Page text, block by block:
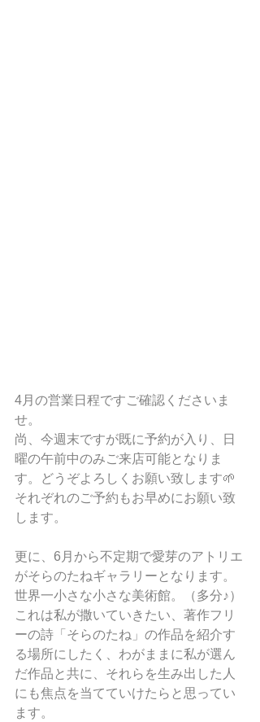
4月の営業日程ですご確認くださいま
せ。
尚、今週末ですが既に予約が入り、日
曜の午前中のみご来店可能となりま
す。どうぞよろしくお願い致します🌱
それぞれのご予約もお早めにお願い致
します。
更に、6月から不定期で愛芽のアトリエ
がそらのたねギャラリーとなります。
世界一小さな小さな美術館。（多分♪）
これは私が撒いていきたい、著作フリ
ーの詩「そらのたね」の作品を紹介す
る場所にしたく、わがままに私が選ん
だ作品と共に、それらを生み出した人
にも焦点を当てていけたらと思ってい
ます。